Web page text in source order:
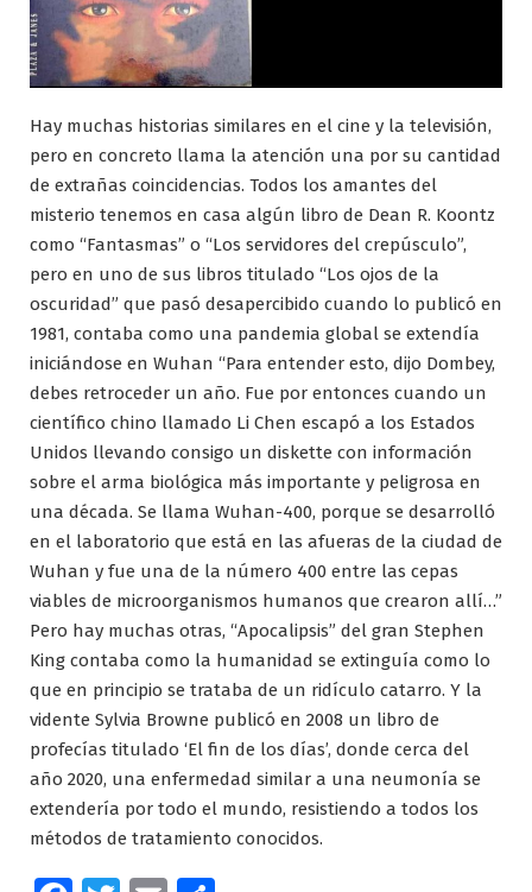
Hay muchas historias similares en el cine y la televisión,
pero en concreto llama la atención una por su cantidad
de extrañas coincidencias. Todos los amantes del
misterio tenemos en casa algún libro de Dean R. Koontz
como “Fantasmas” o “Los servidores del crepúsculo”,
pero en uno de sus libros titulado “Los ojos de la
oscuridad” que pasó desapercibido cuando lo publicó en
1981, contaba como una pandemia global se extendía
iniciándose en Wuhan “Para entender esto, dijo Dombey,
debes retroceder un año. Fue por entonces cuando un
científico chino llamado Li Chen escapó a los Estados
Unidos llevando consigo un diskette con información
sobre el arma biológica más importante y peligrosa en
una década. Se llama Wuhan-400, porque se desarrolló
en el laboratorio que está en las afueras de la ciudad de
Wuhan y fue una de la número 400 entre las cepas
viables de microorganismos humanos que crearon allí…”
Pero hay muchas otras, “Apocalipsis” del gran Stephen
King contaba como la humanidad se extinguía como lo
que en principio se trataba de un ridículo catarro. Y la
vidente Sylvia Browne publicó en 2008 un libro de
profecías titulado ‘El fin de los días’, donde cerca del
año 2020, una enfermedad similar a una neumonía se
extendería por todo el mundo, resistiendo a todos los
métodos de tratamiento conocidos.